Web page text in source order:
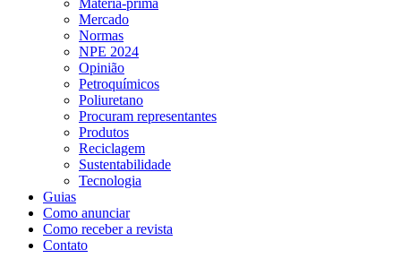
Matéria-prima
Mercado
Normas
NPE 2024
Opinião
Petroquímicos
Poliuretano
Procuram representantes
Produtos
Reciclagem
Sustentabilidade
Tecnologia
Guias
Como anunciar
Como receber a revista
Contato